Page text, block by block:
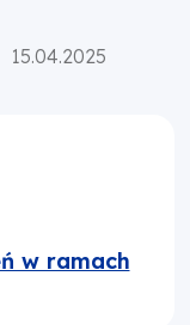
15.04.2025
w ramach